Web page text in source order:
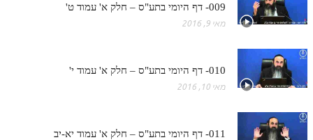
009- דף היומי בתע"ס – חלק א' עמוד ט'
מאי 9, 2016
010- דף היומי בתע"ס – חלק א' עמוד י'
מאי 10, 2016
011- דף היומי בתע"ס – חלק א' עמוד יא-יב